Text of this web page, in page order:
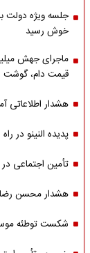
جلسه ویژه دولت
خوش رسید
قیمت دام، گوشت
هشدار اطلاعاتی
پدیده النینو در
تأمین اجتماعی
هشدار محسن
شکست توطئه موساد علیه